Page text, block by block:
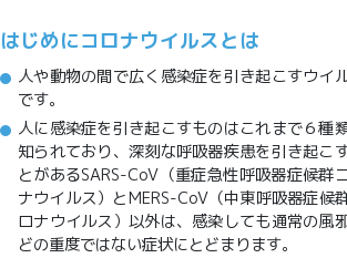
はじめにコロナウイルスとは
人や動物の間で広く感染症を引き起こすウイ
です。
人に感染症を引き起こすものはこれまで６種
知られており、深刻な呼吸器疾患を引き起こ
とがあるSARS-CoV（重症急性呼吸器症候群
ナウイルス）とMERS-CoV（中東呼吸器症候
ロナウイルス）以外は、感染しても通常の風
どの重度ではない症状にとどまります。